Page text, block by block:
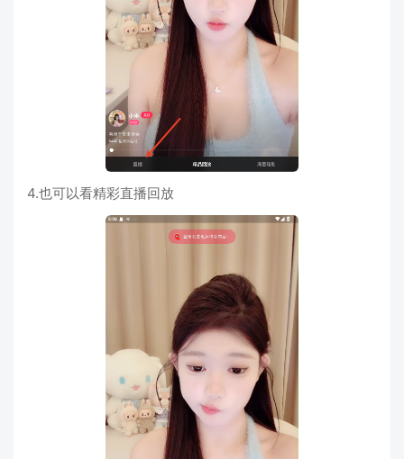
4.也可以看精彩直播回放